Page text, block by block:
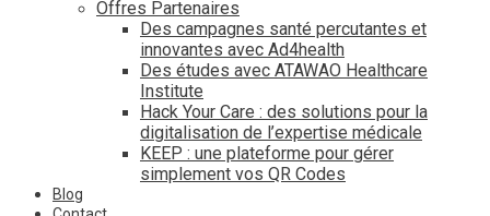
Offres Partenaires
Des campagnes santé percutantes et
innovantes avec Ad4health
Des études avec ATAWAO Healthcare
Institute
Hack Your Care : des solutions pour la
digitalisation de l’expertise médicale
KEEP : une plateforme pour gérer
simplement vos QR Codes
Blog